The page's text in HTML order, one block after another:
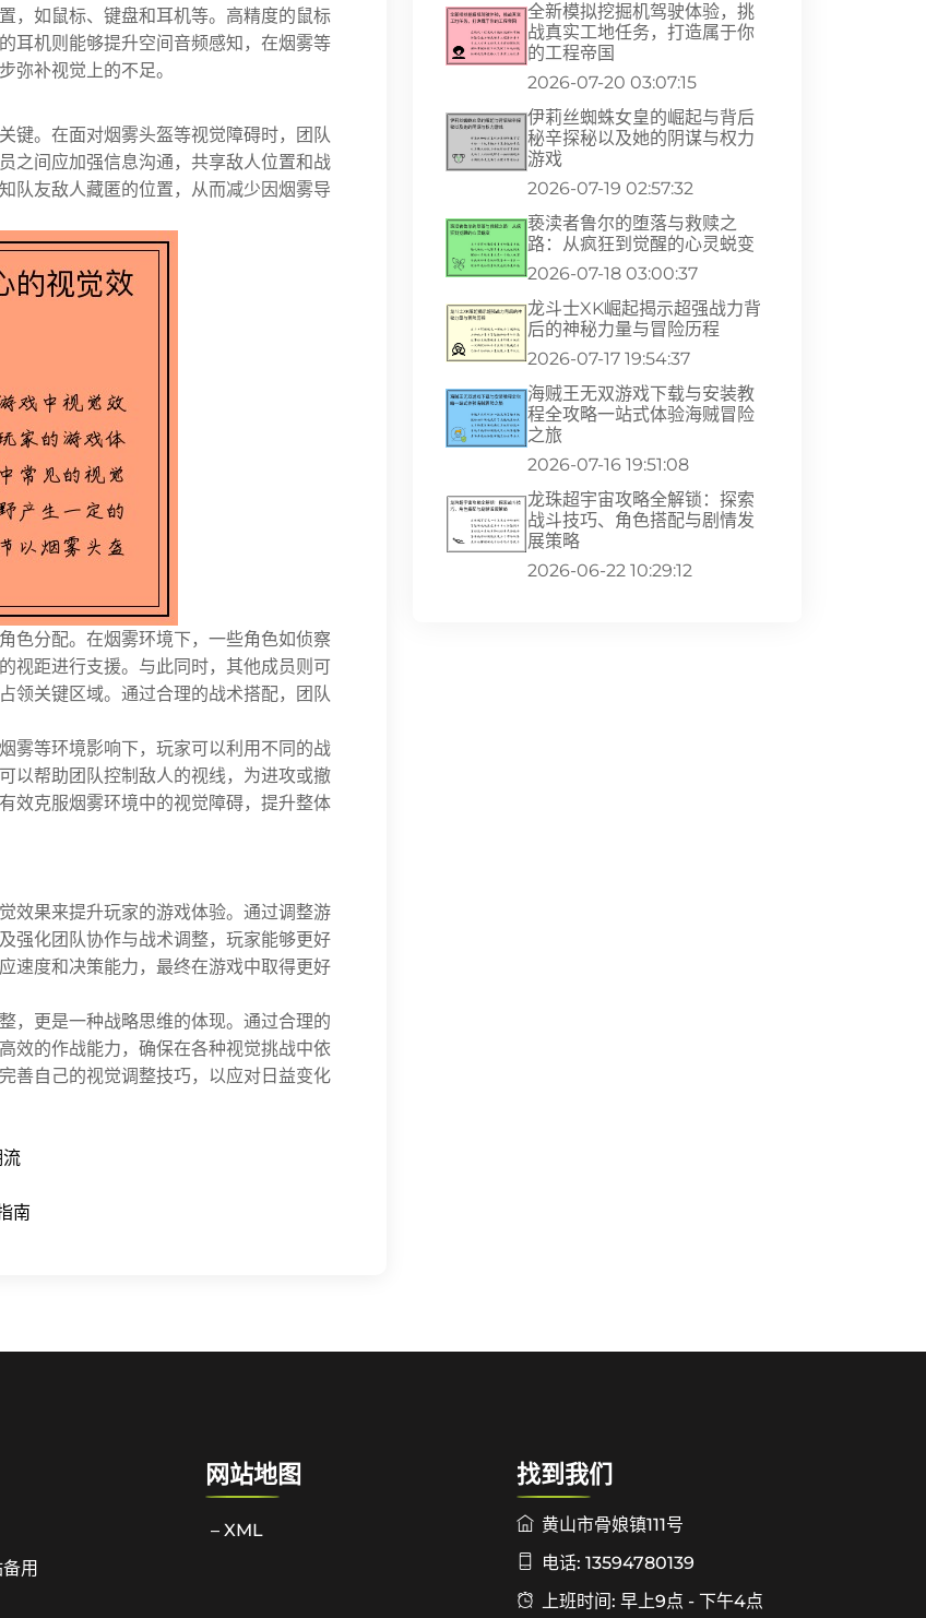
，如鼠标、键盘和耳机等。高精度的鼠标
耳机则能够提升空间音频感知，在烟雾等
弥补视觉上的不足。
键。在面对烟雾头盔等视觉障碍时，团队
之间应加强信息沟通，共享敌人位置和战
队友敌人藏匿的位置，从而减少因烟雾导
色分配。在烟雾环境下，一些角色如侦察
视距进行支援。与此同时，其他成员则可
领关键区域。通过合理的战术搭配，团队
雾等环境影响下，玩家可以利用不同的战
以帮助团队控制敌人的视线，为进攻或撤
效克服烟雾环境中的视觉障碍，提升整体
效果来提升玩家的游戏体验。通过调整游
强化团队协作与战术调整，玩家能够更好
速度和决策能力，最终在游戏中取得更好
，更是一种战略思维的体现。通过合理的
效的作战能力，确保在各种视觉挑战中依
善自己的视觉调整技巧，以应对日益变化
南
全新模拟挖掘机驾驶体验，挑
战真实工地任务，打造属于你
的工程帝国
2026-07-20 03:07:15
伊莉丝蜘蛛女皇的崛起与背后
秘辛探秘以及她的阴谋与权力
游戏
2026-07-19 02:57:32
亵渎者鲁尔的堕落与救赎之
路：从疯狂到觉醒的心灵蜕变
2026-07-18 03:00:37
龙斗士XK崛起揭示超强战力背
后的神秘力量与冒险历程
2026-07-17 19:54:37
海贼王无双游戏下载与安装教
程全攻略一站式体验海贼冒险
之旅
2026-07-16 19:51:08
龙珠超宇宙攻略全解锁：探索
战斗技巧、角色搭配与剧情发
展策略
2026-06-22 10:29:12
用
网站地图
– XML
找到我们
黄山市骨娘镇111号
电话: 13594780139
上班时间: 早上9点 - 下午4点